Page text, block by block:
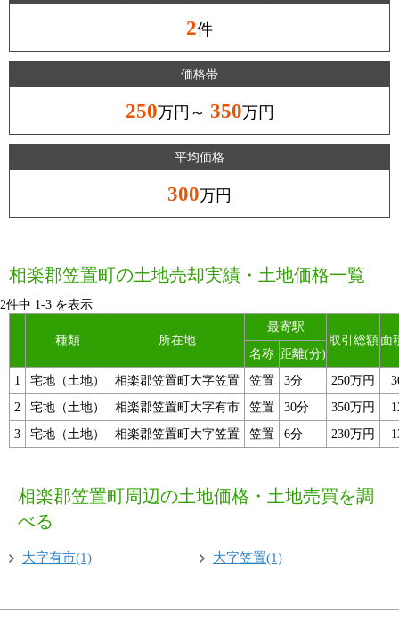
2件
価格帯
250万円～ 350万円
平均価格
300万円
相楽郡笠置町の土地売却実績・土地価格一覧
2件中 1-3 を表示
種類 所在地
最寄駅
取引総額 面
名称 距離(分)
1
宅地（土地） 相楽郡笠置町大字笠置 笠置 3分 250万円
2
宅地（土地） 相楽郡笠置町大字有市 笠置 30分 350万円
3
宅地（土地） 相楽郡笠置町大字笠置 笠置 6分 230万円
相楽郡笠置町周辺の土地価格・土地売買を調
べる
大字有市(1) 大字笠置(1)